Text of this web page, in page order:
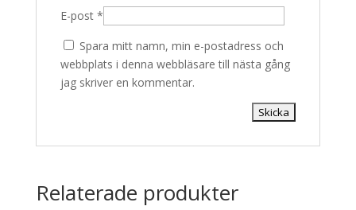
E-post *
Spara mitt namn, min e-postadress och
webbplats i denna webbläsare till nästa gång
jag skriver en kommentar.
Relaterade produkter